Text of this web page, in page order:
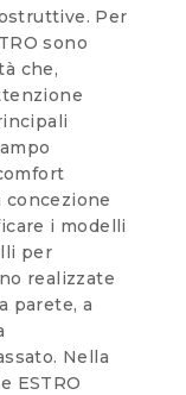
Per
sono
che,
concezione
i modelli
per
realizzate
parete, a
Nella
ESTRO